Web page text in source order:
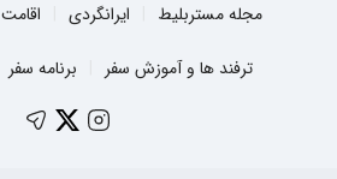
مجله مستربلیط ایرانگردی اقامت
ترفند ها و آموزش سفر برنامه سفر